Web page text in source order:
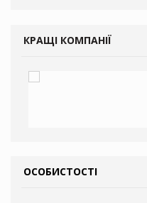
КРАЩІ КОМПАНІЇ
ОСОБИСТОСТІ